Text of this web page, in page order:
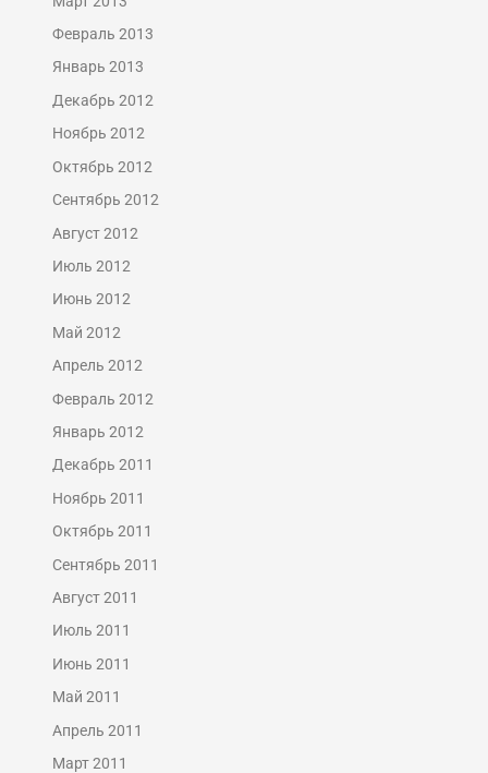
Февраль 2013
Январь 2013
Декабрь 2012
Ноябрь 2012
Октябрь 2012
Сентябрь 2012
Август 2012
Июль 2012
Июнь 2012
Май 2012
Апрель 2012
Февраль 2012
Январь 2012
Декабрь 2011
Ноябрь 2011
Октябрь 2011
Сентябрь 2011
Август 2011
Июль 2011
Июнь 2011
Май 2011
Апрель 2011
Март 2011